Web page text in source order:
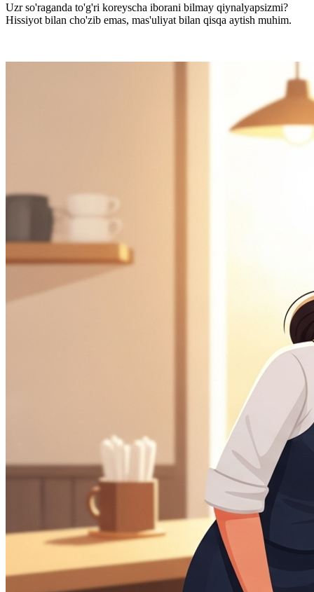
Uzr so'raganda to'g'ri koreyscha iborani bilmay qiynalyapsizmi?
Hissiyot bilan cho'zib emas, mas'uliyat bilan qisqa aytish muhim.